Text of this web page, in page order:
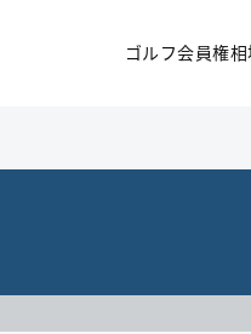
ゴルフ会員権